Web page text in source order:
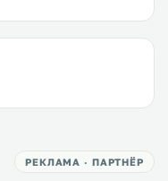
РЕКЛАМА · ПАРТНЁР